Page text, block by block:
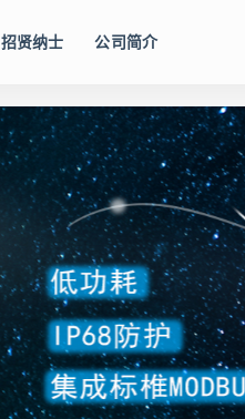
招贤纳士 公司简介